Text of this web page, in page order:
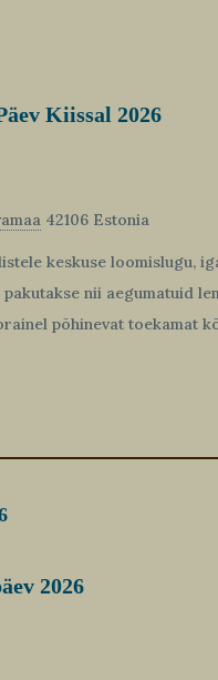
Kiissal 2026
42106 Estonia
keskuse loomislugu,
nii aegumatuid
põhinevat toekamat
2026